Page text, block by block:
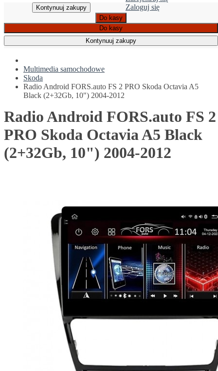
Zaloguj się
Kontynuuj zakupy
Do kasy
Do kasy
Kontynuuj zakupy
Multimedia samochodowe
Skoda
Radio Android FORS.auto FS 2 PRO Skoda Octavia A5
Black (2+32Gb, 10") 2004-2012
Radio Android FORS.auto FS 2
PRO Skoda Octavia A5 Black
(2+32Gb, 10") 2004-2012